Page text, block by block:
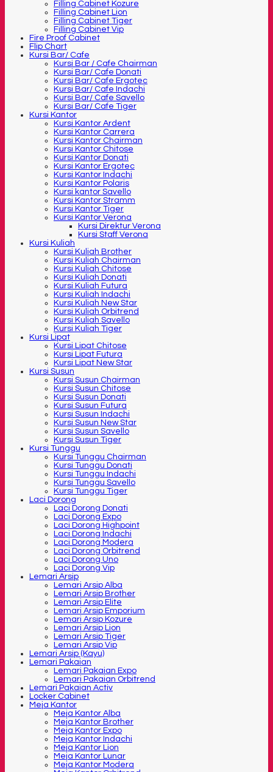
Filling Cabinet Kozure
Filling Cabinet Lion
Filling Cabinet Tiger
Filling Cabinet Vip
Fire Proof Cabinet
Flip Chart
Kursi Bar/ Cafe
Kursi Bar / Cafe Chairman
Kursi Bar/ Cafe Donati
Kursi Bar/ Cafe Ergotec
Kursi Bar/ Cafe Indachi
Kursi Bar/ Cafe Savello
Kursi Bar/ Cafe Tiger
Kursi Kantor
Kursi Kantor Ardent
Kursi Kantor Carrera
Kursi Kantor Chairman
Kursi Kantor Chitose
Kursi Kantor Donati
Kursi Kantor Ergotec
Kursi Kantor Indachi
Kursi Kantor Polaris
Kursi kantor Savello
Kursi Kantor Stramm
Kursi Kantor Tiger
Kursi Kantor Verona
Kursi Direktur Verona
Kursi Staff Verona
Kursi Kuliah
Kursi Kuliah Brother
Kursi Kuliah Chairman
Kursi Kuliah Chitose
Kursi Kuliah Donati
Kursi Kuliah Futura
Kursi Kuliah Indachi
Kursi Kuliah New Star
Kursi Kuliah Orbitrend
Kursi Kuliah Savello
Kursi Kuliah Tiger
Kursi Lipat
Kursi Lipat Chitose
Kursi Lipat Futura
Kursi Lipat New Star
Kursi Susun
Kursi Susun Chairman
Kursi Susun Chitose
Kursi Susun Donati
Kursi Susun Futura
Kursi Susun Indachi
Kursi Susun New Star
Kursi Susun Savello
Kursi Susun Tiger
Kursi Tunggu
Kursi Tunggu Chairman
Kursi Tunggu Donati
Kursi Tunggu Indachi
Kursi Tunggu Savello
Kursi Tunggu Tiger
Laci Dorong
Laci Dorong Donati
Laci Dorong Expo
Laci Dorong Highpoint
Laci Dorong Indachi
Laci Dorong Modera
Laci Dorong Orbitrend
Laci Dorong Uno
Laci Dorong Vip
Lemari Arsip
Lemari Arsip Alba
Lemari Arsip Brother
Lemari Arsip Elite
Lemari Arsip Emporium
Lemari Arsip Kozure
Lemari Arsip Lion
Lemari Arsip Tiger
Lemari Arsip Vip
Lemari Arsip (Kayu)
Lemari Pakaian
Lemari Pakaian Expo
Lemari Pakaian Orbitrend
Lemari Pakaian Activ
Locker Cabinet
Meja Kantor
Meja Kantor Alba
Meja Kantor Brother
Meja Kantor Expo
Meja Kantor Indachi
Meja Kantor Lion
Meja Kantor Lunar
Meja Kantor Modera